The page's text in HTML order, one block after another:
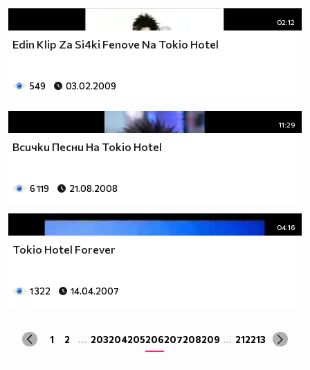
02:12
Edin Klip Za Si4ki Fenove Na Tokio Hotel
549 03.02.2009
11:29
Всички Песни На Tokio Hotel
6 119 21.08.2008
04:16
Tokio Hotel Forever
1 322 14.04.2007
1 2 ... 203204205206207208209 ... 212213